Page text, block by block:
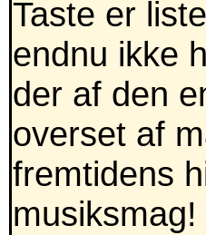
Taste er
endnu ikke
der af den
overset af
fremtidens
musiksmag!